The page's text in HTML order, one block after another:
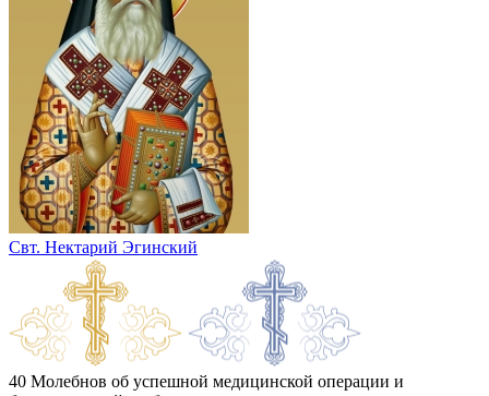
Свт. Нектарий Эгинский
40 Молебнов об успешной медицинской операции и